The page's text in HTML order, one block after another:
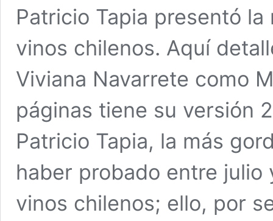
Patricio Tapia presentó
vinos chilenos. Aquí
Viviana Navarrete como
páginas tiene su versión
Patricio Tapia, la más
haber probado entre
vinos chilenos; ello, por